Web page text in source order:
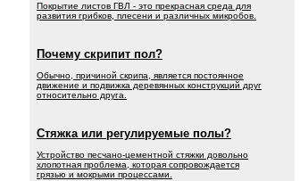
Покрытие листов ГВЛ - это прекрасная среда для
развития грибков, плесени и различных микробов.
Почему скрипит пол?
Обычно, причиной скрипа, является постоянное
движение и подвижка деревянных конструкций друг
относительно друга.
Стяжка или регулируемые полы?
Устройство песчано-цементной стяжки довольно
хлопотная проблема, которая сопровождается
грязью и мокрыми процессами.